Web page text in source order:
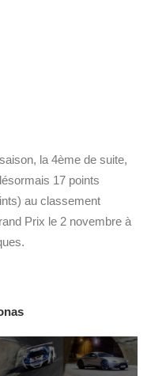
la 4ème de suite,
17 points
au classement
Prix le 2 novembre à